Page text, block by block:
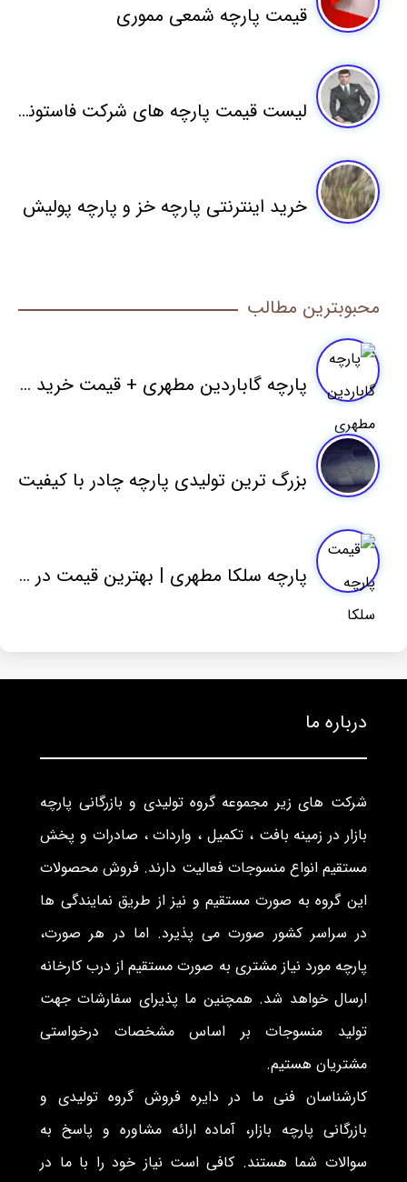
قیمت پارچه شمعی مموری
لیست قیمت پارچه های شرکت فاستونی مطهری
خرید اینترنتی پارچه خز و پارچه پولیش
محبوبترین مطالب
پارچه گاباردین مطهری + قیمت خرید مستقیم
بزرگ ترین تولیدی پارچه چادر با کیفیت
پارچه سلکا مطهری | بهترین قیمت در نمایندگی عمده فروشی کارخانه
درباره ما
شرکت های زیر مجموعه گروه تولیدی و بازرگانی پارچه
بازار در زمینه بافت ، تکمیل ، واردات ، صادرات و پخش
مستقیم انواع منسوجات فعالیت دارند. فروش محصولات
این گروه به صورت مستقیم و نیز از طریق نمایندگی ها
در سراسر کشور صورت می پذیرد. اما در هر صورت،
پارچه مورد نیاز مشتری به صورت مستقیم از درب کارخانه
ارسال خواهد شد. همچنین ما پذیرای سفارشات جهت
تولید منسوجات بر اساس مشخصات درخواستی
مشتریان هستیم.
کارشناسان فنی ما در دایره فروش گروه تولیدی و
بازرگانی پارچه بازار، آماده ارائه مشاوره و پاسخ به
سوالات شما هستند. کافی است نیاز خود را با ما در